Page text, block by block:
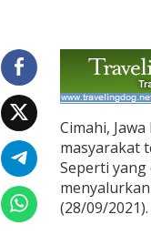
a
o
l
r
e
s
C
i
Cimahi,
masyarakat
Seperti yang
(28/09/2021).